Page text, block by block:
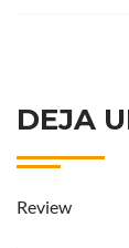
DEJA
Review